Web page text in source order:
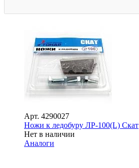
Арт. 4290027
Ножи к ледобуру ЛР-100(L) Скат
Нет в наличии
Аналоги